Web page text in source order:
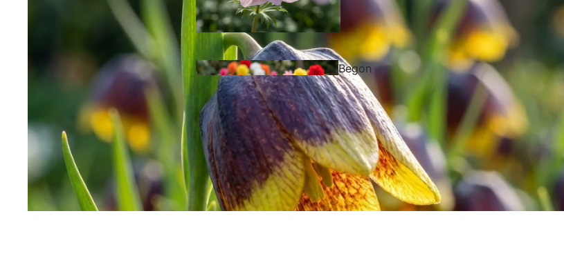
Lili
e
Begon
ie